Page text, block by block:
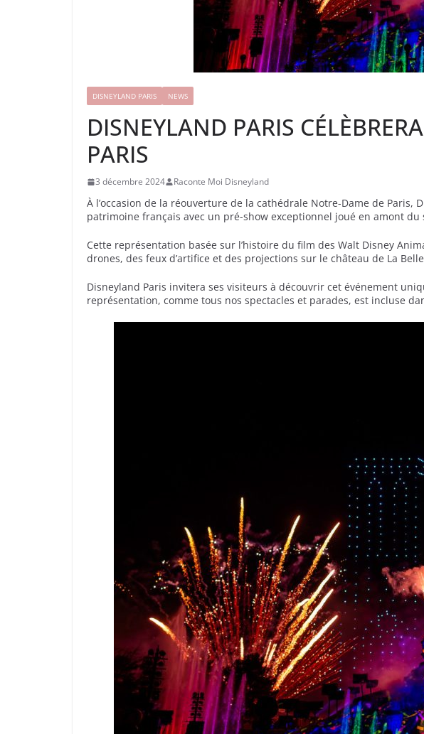
DISNEYLAND PARIS NEWS
DISNEYLAND PARIS
PARIS
3 décembre 2024 Raconte Moi Disneyland
À l’occasion de la réouverture de la cathédrale Notre-Dame de
patrimoine français avec un pré-show exceptionnel joué en amont
Cette représentation basée sur l’histoire du film des Walt Disney
drones, des feux d’artifice et des projections sur le château de La
Disneyland Paris invitera ses visiteurs à découvrir cet événement
représentation, comme tous nos spectacles et parades, est incluse